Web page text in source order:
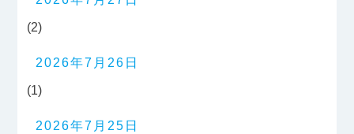
(2)
2026年7月26日
(1)
2026年7月25日